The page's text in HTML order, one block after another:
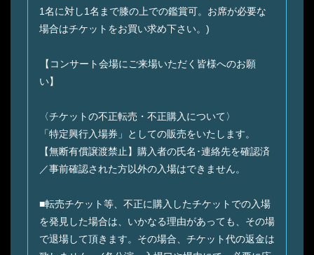
1名に対し1名まで膝の上での鑑賞可。お席が必要な
場合はチケットをお買い求め下さい。)
【コンサート会場にご来場いただく皆様へのお願
い】
〈チケットの不正転売・不正購入について〉
「特定興行入場券」としての販売をいたします。
【無断有償譲渡禁止】購入者の氏名･連絡先を確認済
／事前確認された方以外の入場はできません。
■転売チケット等、不正に購入したチケットでの入場
を発見した場合は、いかなる理由があっても、その場
で退場して頂きます。その場合、チケット代の返金は